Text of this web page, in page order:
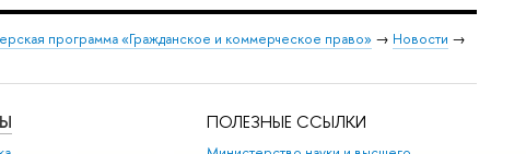
программа «Гражданское и коммерческое право» → Новости →
ПОЛЕЗНЫЕ ССЫЛКИ